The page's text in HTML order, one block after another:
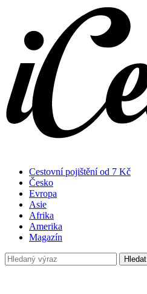
Cestovní pojištění od 7 Kč
Česko
Evropa
Asie
Afrika
Amerika
Magazín
Hledat